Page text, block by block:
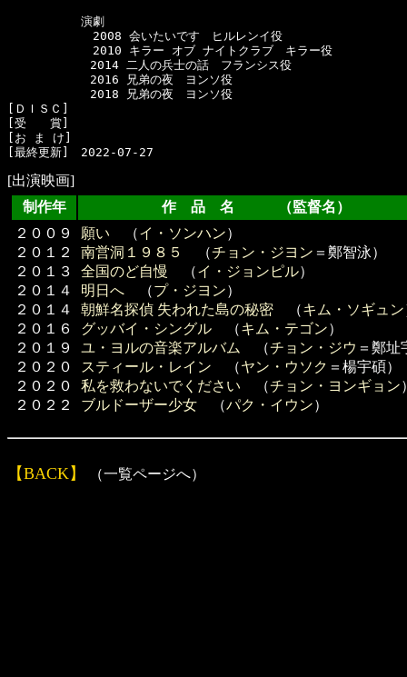
  　　　　　演劇
  　　　　　　2008 会いたいです　ヒルレンイ役
  　　　　　　2010 キラー オブ ナイトクラブ　キラー役
2014 二人の兵士の話　フランシス役
2016 兄弟の夜　ヨンソ役
2018 兄弟の夜　ヨンソ役
[ＤＩＳＣ]
[受　　賞]
[お ま け]
[出演映画]
制作年
作 品 名 （監督名）
２００９
２０１２
２０１３
２０１４
２０１４
２０１６
２０１９
２０２０
２０２０
２０２２
願い （イ・ソンハン）
南営洞１９８５
（チョン・ジヨン ＝鄭智泳）
全国のど自慢
（イ・ジョンピル）
明日へ （プ・ジヨン）
朝鮮名探偵 失われた島の秘密 （キム・ソギュン
グッバイ・シングル （キム・テゴン）
ユ・ヨルの音楽アルバム
（チョン・ジウ ＝鄭址
スティール・レイン （ヤン・ウソク ＝楊宇碩）
私を救わないでください （チョン・ヨンギョン
ブルドーザー少女 （パク・イウン）
【BACK】 （一覧ページへ）